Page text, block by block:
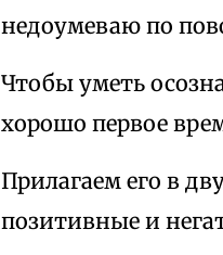
недоумеваю по
Чтобы уметь
хорошо первое
Прилагаем его в
позитивные и